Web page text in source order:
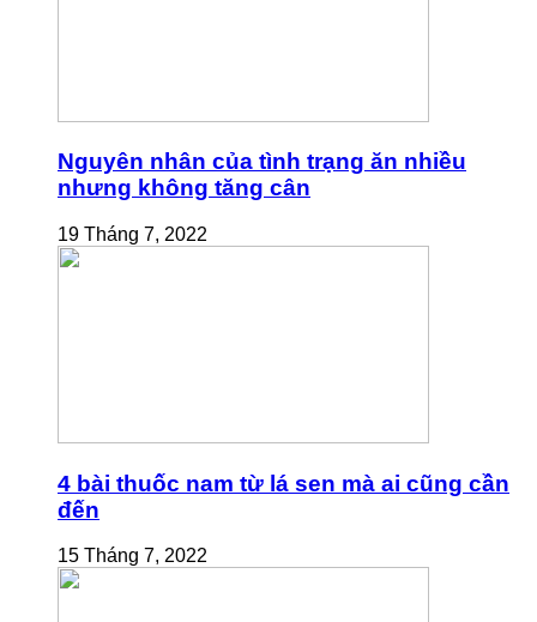
Nguyên nhân của tình trạng ăn nhiều
nhưng không tăng cân
19 Tháng 7, 2022
4 bài thuốc nam từ lá sen mà ai cũng cần
đến
15 Tháng 7, 2022